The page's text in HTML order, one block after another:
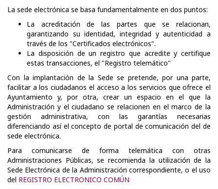
La sede electrónica se basa fundamentalmente en dos puntos:
La acreditación de las partes que se relacionan,
garantizando su identidad, integridad y autenticidad a
través de los "Certificados electrónicos".
La disposición de un registro que acredite y certifique
estas transacciones, el "Registro telemático"
Con la implantación de la Sede se pretende, por una parte,
facilitar a los ciudadanos el acceso a los servicios que ofrece el
Ayuntamiento y, por otra, crear un espacio en el que la
Administración y el ciudadano se relacionen en el marco de la
gestión administrativa, con las garantías necesarias
diferenciando así el concepto de portal de comunicación del de
sede electrónica.
Para comunicarse de forma telemática con otras
Administraciones Públicas, se recomienda la utilización de la
Sede Electrónica de la Administración correspondiente, o el uso
del REGISTRO ELECTRONICO COMÚN